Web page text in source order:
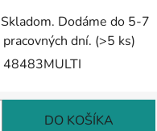
Skladom. Dodáme do 5-7
pracovných dní. (>5 ks)
48483MULTI
DO KOŠÍKA